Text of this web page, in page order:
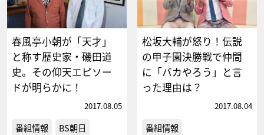
春風亭小朝が「天才」
と称す歴史家・磯田道
史。その仰天エピソー
ドが明らかに！
2017.08.05
番組情報 BS朝日
松坂大輔が怒り！伝説
の甲子園決勝戦で仲間
に「バカやろう」と言
った理由は？
2017.08.04
番組情報